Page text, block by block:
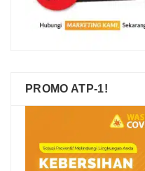
PROMO ATP-1!